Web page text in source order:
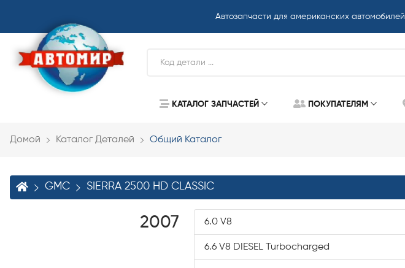
Автозапчасти для американских автомобилей
КАТАЛОГ ЗАПЧАСТЕЙ ПОКУПАТЕЛЯМ
Домой Каталог Деталей Общий Каталог
GMC SIERRA 2500 HD CLASSIC
2007 6.0 V8
6.6 V8 DIESEL Turbocharged